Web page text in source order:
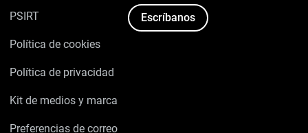
PSIRT
Política de cookies
Política de privacidad
Kit de medios y marca
Preferencias de correo
Escríbanos